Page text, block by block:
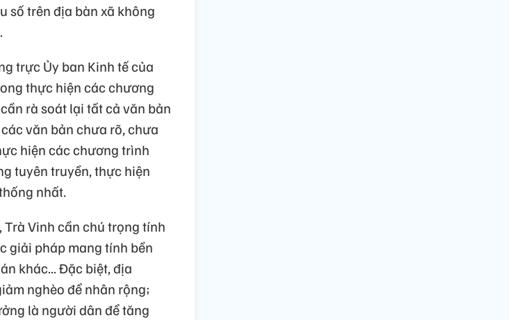
số trên địa bàn xã không
trực Ủy ban Kinh tế của
thực hiện các chương
rà soát lại tất cả văn bản
văn bản chưa rõ, chưa
hiện các chương trình
tuyên truyền, thực hiện
nhất.
Vinh cần chú trọng tính
giải pháp mang tính bền
khác... Đặc biệt, địa
nghèo để nhân rộng;
là người dân để tăng